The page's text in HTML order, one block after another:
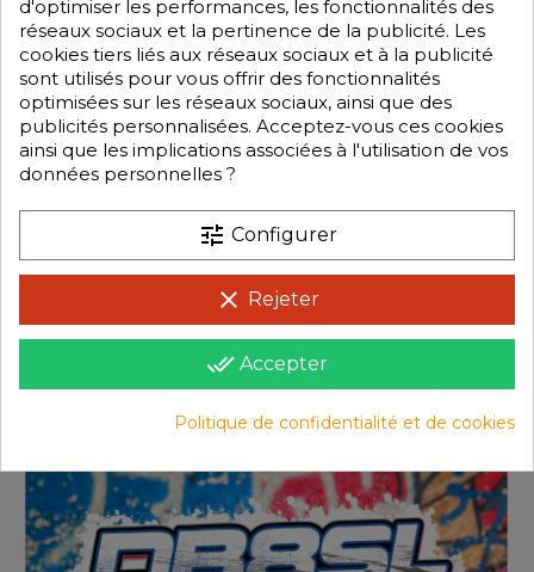
d'optimiser les performances, les fonctionnalités des
réseaux sociaux et la pertinence de la publicité. Les
cookies tiers liés aux réseaux sociaux et à la publicité
sont utilisés pour vous offrir des fonctionnalités
optimisées sur les réseaux sociaux, ainsi que des
publicités personnalisées. Acceptez-vous ces cookies
ainsi que les implications associées à l'utilisation de vos
données personnelles ?
tune Configurer
clear Rejeter
done_all Accepter
Politique de confidentialité et de cookies